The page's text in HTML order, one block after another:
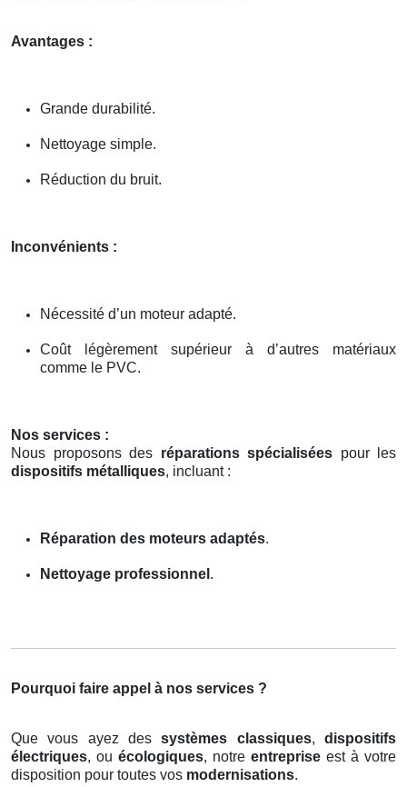
Avantages :
Grande durabilité.
Nettoyage simple.
Réduction du bruit.
Inconvénients :
Nécessité d’un moteur adapté.
Coût légèrement supérieur à d’autres matériaux
comme le PVC.
Nos services :
Nous proposons des réparations spécialisées pour les
dispositifs métalliques, incluant :
Réparation des moteurs adaptés.
Nettoyage professionnel .
Pourquoi faire appel à nos services ?
Que vous ayez dessystèmes classiques,dispositifs
électriques, ou écologiques, notre entreprise est à votre
disposition pour toutes vos modernisations.